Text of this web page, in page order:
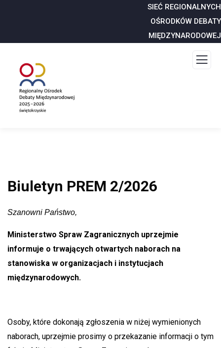
SIEĆ REGIONALNYCH
OŚRODKÓW DEBATY
MIĘDZYNARODOWEJ
Biuletyn PREM 2/2026
Szanowni Państwo,
Ministerstwo Spraw Zagranicznych uprzejmie
informuje o trwających otwartych naborach na
stanowiska w organizacjach i instytucjach
międzynarodowych.
Osoby, które dokonają zgłoszenia w niżej wymienionych
naborach, uprzejmie prosimy o przekazanie informacji o tym